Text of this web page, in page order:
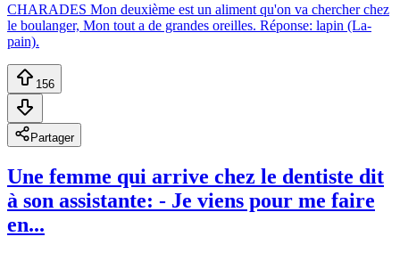
CHARADES Mon deuxième est un aliment qu'on va chercher chez
le boulanger, Mon tout a de grandes oreilles. Réponse: lapin (La-
pain).
156
Partager
Une femme qui arrive chez le dentiste dit
à son assistante: - Je viens pour me faire
en...